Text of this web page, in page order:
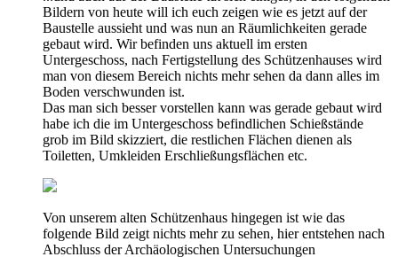
Bildern von heute will ich euch zeigen wie es jetzt auf der
Baustelle aussieht und was nun an Räumlichkeiten gerade
gebaut wird. Wir befinden uns aktuell im ersten
Untergeschoss, nach Fertigstellung des Schützenhauses wird
man von diesem Bereich nichts mehr sehen da dann alles im
Boden verschwunden ist.
Das man sich besser vorstellen kann was gerade gebaut wird
habe ich die im Untergeschoss befindlichen Schießstände
grob im Bild skizziert, die restlichen Flächen dienen als
Toiletten, Umkleiden Erschließungsflächen etc.
Von unserem alten Schützenhaus hingegen ist wie das
folgende Bild zeigt nichts mehr zu sehen, hier entstehen nach
Abschluss der Archäologischen Untersuchungen